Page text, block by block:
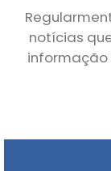
informação